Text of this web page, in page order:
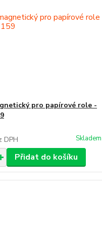
pro papírové role -
DPH Skladem
Přidat do košíku